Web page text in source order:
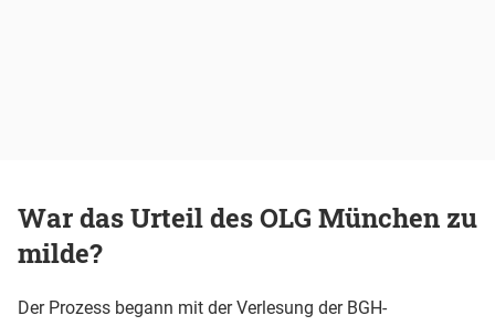
War das Urteil des OLG München zu
milde?
Der Prozess begann mit der Verlesung der BGH-